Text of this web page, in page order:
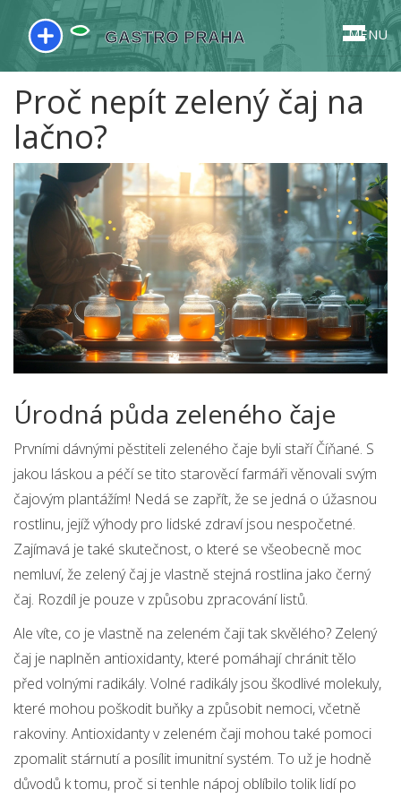
MENU
Proč nepít zelený čaj na
lačno?
Úrodná půda zeleného čaje
Prvními dávnými pěstiteli zeleného čaje byli staří Číňané. S
jakou láskou a péčí se tito starověcí farmáři věnovali svým
čajovým plantážím! Nedá se zapřít, že se jedná o úžasnou
rostlinu, jejíž výhody pro lidské zdraví jsou nespočetné.
Zajímavá je také skutečnost, o které se všeobecně moc
nemluví, že zelený čaj je vlastně stejná rostlina jako černý
čaj. Rozdíl je pouze v způsobu zpracování listů.
Ale víte, co je vlastně na zeleném čaji tak skvělého? Zelený
čaj je naplněn antioxidanty, které pomáhají chránit tělo
před volnými radikály. Volné radikály jsou škodlivé molekuly,
které mohou poškodit buňky a způsobit nemoci, včetně
rakoviny. Antioxidanty v zeleném čaji mohou také pomoci
zpomalit stárnutí a posílit imunitní systém. To už je hodně
důvodů k tomu, proč si tenhle nápoj oblíbilo tolik lidí po